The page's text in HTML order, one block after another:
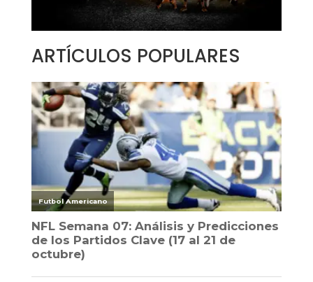
ARTÍCULOS POPULARES